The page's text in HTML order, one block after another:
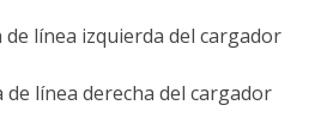
de línea izquierda del cargador
línea derecha del cargador